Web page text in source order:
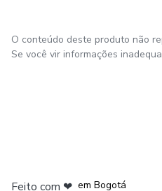
O conteúdo deste produto não
Se você vir informações
Feito com ❤ em Bogotá